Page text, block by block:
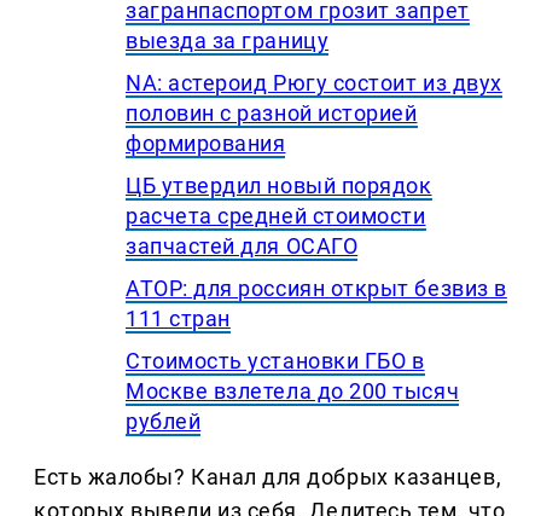
загранпаспортом грозит запрет
выезда за границу
NA: астероид Рюгу состоит из двух
половин с разной историей
формирования
ЦБ утвердил новый порядок
расчета средней стоимости
запчастей для ОСАГО
АТОР: для россиян открыт безвиз в
111 стран
Стоимость установки ГБО в
Москве взлетела до 200 тысяч
рублей
Есть жалобы? Канал для добрых казанцев,
которых вывели из себя. Делитеcь тем, что